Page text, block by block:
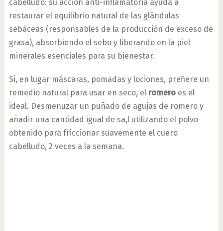
cabelludo: su acción anti-inflamatoria ayuda a
restaurar el equilibrio natural de las glándulas
sebáceas (responsables de la producción de exceso de
grasa), absorbiendo el sebo y liberando en la piel
minerales esenciales para su bienestar.
Si, en lugar máscaras, pomadas y lociones, prefiere un
remedio natural para usar en seco, el romeroes el
ideal. Desmenuzar un puñado de agujas de romero y
añadir una cantidad igual de sa,l utilizando el polvo
obtenido para friccionar suavemente el cuero
cabelludo, 2 veces a la semana.